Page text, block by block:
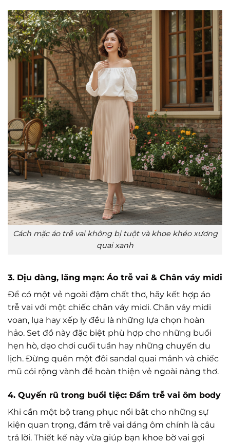
Cách mặc áo trễ vai không bị tuột và khoe khéo xương
quai xanh
3. Dịu dàng, lãng mạn: Áo trễ vai & Chân váy midi
Để có một vẻ ngoài đậm chất thơ, hãy kết hợp áo
trễ vai với một chiếc chân váy midi. Chân váy midi
voan, lụa hay xếp ly đều là những lựa chọn hoàn
hảo. Set đồ này đặc biệt phù hợp cho những buổi
hẹn hò, dạo chơi cuối tuần hay những chuyến du
lịch. Đừng quên một đôi sandal quai mảnh và chiếc
mũ cói rộng vành để hoàn thiện vẻ ngoài nàng thơ.
4. Quyến rũ trong buổi tiệc: Đầm trễ vai ôm body
Khi cần một bộ trang phục nổi bật cho những sự
kiện quan trọng, đầm trễ vai dáng ôm chính là câu
trả lời. Thiết kế này vừa giúp bạn khoe bờ vai gợi